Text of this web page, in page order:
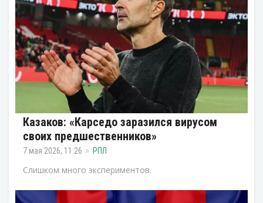
Казаков: «Карседо заразился вирусом
своих предшественников»
7 мая 2026, 11:26 РПЛ
Слишком много экспериментов.